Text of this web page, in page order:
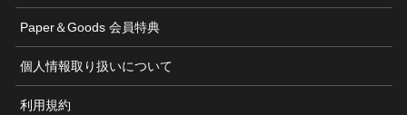
Paper＆Goods 会員特典
個人情報取り扱いについて
利用規約